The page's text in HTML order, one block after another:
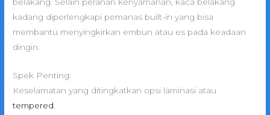
belakang. Selain peranan kenyamanan, kaca belakang
kadang diperlengkapi pemanas built-in yang bisa
membantu menyingkirkan embun atau es pada keadaan
dingin.
Spek Penting:
Keselamatan yang ditingkatkan opsi laminasi atau
tempered